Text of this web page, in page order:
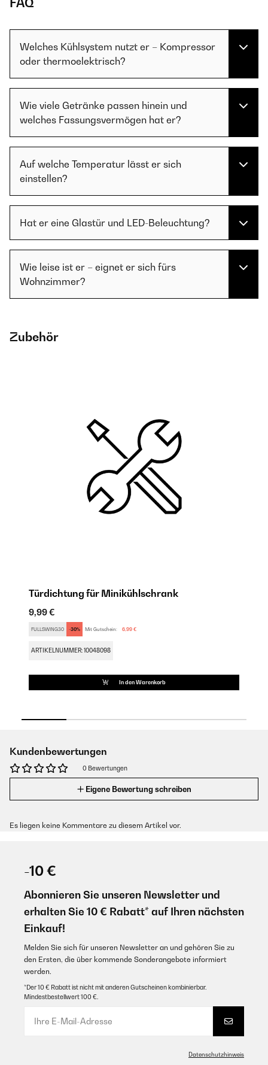
FAQ
Welches Kühlsystem nutzt er – Kompressor
oder thermoelektrisch?
Wie viele Getränke passen hinein und
welches Fassungsvermögen hat er?
Auf welche Temperatur lässt er sich
einstellen?
Hat er eine Glastür und LED-Beleuchtung?
Wie leise ist er – eignet er sich fürs
Wohnzimmer?
Zubehör
Türdichtung für Minikühlschrank
9,99 €
FULLSWING30 -30% Mit Gutschein: 6,99 €
ARTIKELNUMMER: 10048098
In den Warenkorb
Kundenbewertungen
0 Bewertungen
Eigene Bewertung schreiben
Es liegen keine Kommentare zu diesem Artikel vor.
-10 €
Abonnieren Sie unseren Newsletter und
erhalten Sie 10 € Rabatt* auf Ihren nächsten
Einkauf!
Melden Sie sich für unseren Newsletter an und gehören Sie zu
den Ersten, die über kommende Sonderangebote informiert
werden.
*Der 10 € Rabatt ist nicht mit anderen Gutscheinen kombinierbar.
Mindestbestellwert 100 €.
Datenschutzhinweis